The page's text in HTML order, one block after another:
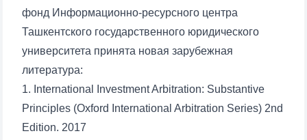
фонд Информационно-ресурсного центра
Ташкентского государственного юридического
университета принята новая зарубежная
литература:
1. International Investment Arbitration: Substantive
Principles (Oxford International Arbitration Series) 2nd
Edition. 2017